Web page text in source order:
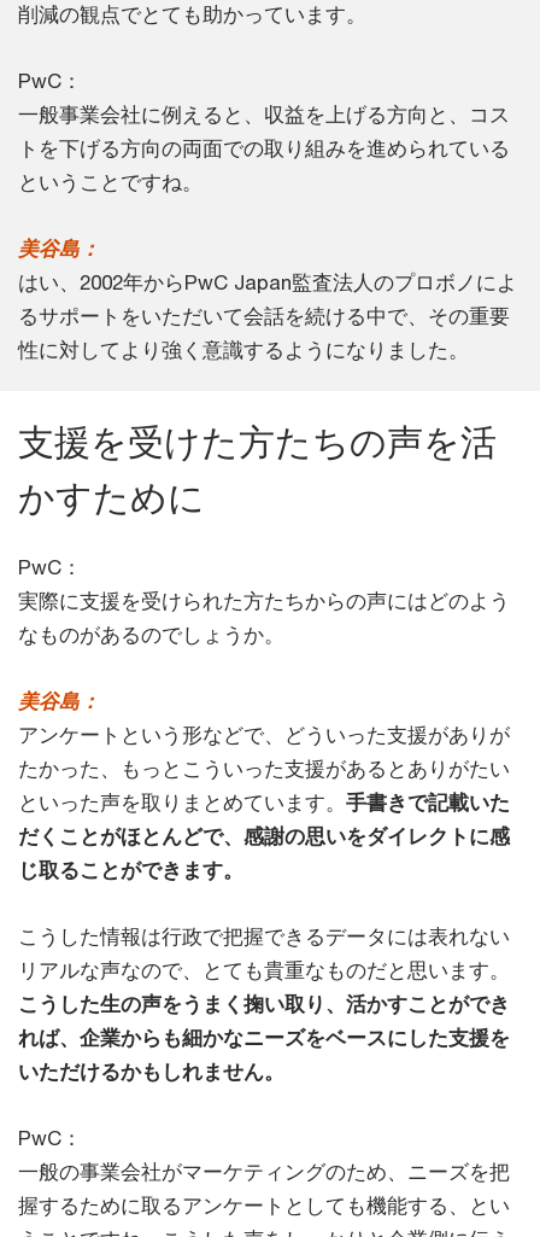
削減の観点でとても助かっています。
PwC：
一般事業会社に例えると、収益を上げる方向と、コス
トを下げる方向の両面での取り組みを進められている
ということですね。
美谷島：
はい、2002年からPwC Japan監査法人のプロボノによ
るサポートをいただいて会話を続ける中で、その重要
性に対してより強く意識するようになりました。
支援を受けた方たちの声を活
かすために
PwC：
実際に支援を受けられた方たちからの声にはどのよう
なものがあるのでしょうか。
美谷島：
アンケートという形などで、どういった支援がありが
たかった、もっとこういった支援があるとありがたい
といった声を取りまとめています。 手書きで記載いた
だくことがほとんどで、感謝の思いをダイレクトに感
じ取ることができます。
こうした情報は行政で把握できるデータには表れない
リアルな声なので、とても貴重なものだと思います。
こうした生の声をうまく掬い取り、活かすことができ
れば、企業からも細かなニーズをベースにした支援を
いただけるかもしれません。
PwC：
一般の事業会社がマーケティングのため、ニーズを把
握するために取るアンケートとしても機能する、とい